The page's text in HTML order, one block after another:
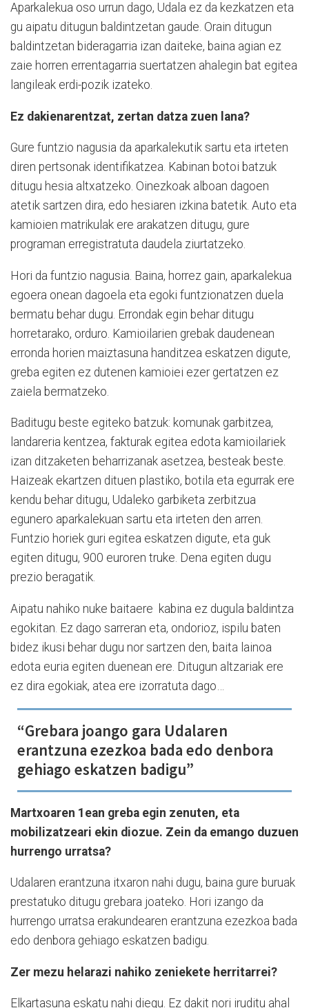
Aparkalekua oso urrun dago, Udala ez da kezkatzen eta
gu aipatu ditugun baldintzetan gaude. Orain ditugun
baldintzetan bideragarria izan daiteke, baina agian ez
zaie horren errentagarria suertatzen ahalegin bat egitea
langileak erdi-pozik izateko.
Ez dakienarentzat, zertan datza zuen lana?
Gure funtzio nagusia da aparkalekutik sartu eta irteten
diren pertsonak identifikatzea. Kabinan botoi batzuk
ditugu hesia altxatzeko. Oinezkoak alboan dagoen
atetik sartzen dira, edo hesiaren izkina batetik. Auto eta
kamioien matrikulak ere arakatzen ditugu, gure
programan erregistratuta daudela ziurtatzeko.
Hori da funtzio nagusia. Baina, horrez gain, aparkalekua
egoera onean dagoela eta egoki funtzionatzen duela
bermatu behar dugu. Errondak egin behar ditugu
horretarako, orduro. Kamioilarien grebak daudenean
erronda horien maiztasuna handitzea eskatzen digute,
greba egiten ez dutenen kamioiei ezer gertatzen ez
zaiela bermatzeko.
Baditugu beste egiteko batzuk: komunak garbitzea,
landareria kentzea, fakturak egitea edota kamioilariek
izan ditzaketen beharrizanak asetzea, besteak beste.
Haizeak ekartzen dituen plastiko, botila eta egurrak ere
kendu behar ditugu, Udaleko garbiketa zerbitzua
egunero aparkalekuan sartu eta irteten den arren.
Funtzio horiek guri egitea eskatzen digute, eta guk
egiten ditugu, 900 euroren truke. Dena egiten dugu
prezio beragatik.
Aipatu nahiko nuke baitaere kabina ez dugula baldintza
egokitan. Ez dago sarreran eta, ondorioz, ispilu baten
bidez ikusi behar dugu nor sartzen den, baita lainoa
edota euria egiten duenean ere. Ditugun altzariak ere
ez dira egokiak, atea ere izorratuta dago…
“Grebara joango gara Udalaren
erantzuna ezezkoa bada edo denbora
gehiago eskatzen badigu”
Martxoaren 1ean greba egin zenuten, eta
mobilizatzeari ekin diozue. Zein da emango duzuen
hurrengo urratsa?
Udalaren erantzuna itxaron nahi dugu, baina gure buruak
prestatuko ditugu grebara joateko. Hori izango da
hurrengo urratsa erakundearen erantzuna ezezkoa bada
edo denbora gehiago eskatzen badigu.
Zer mezu helarazi nahiko zeniekete herritarrei?
Elkartasuna eskatu nahi diegu. Ez dakit nori iruditu ahal